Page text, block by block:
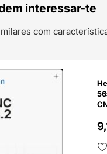
interessar-te
com